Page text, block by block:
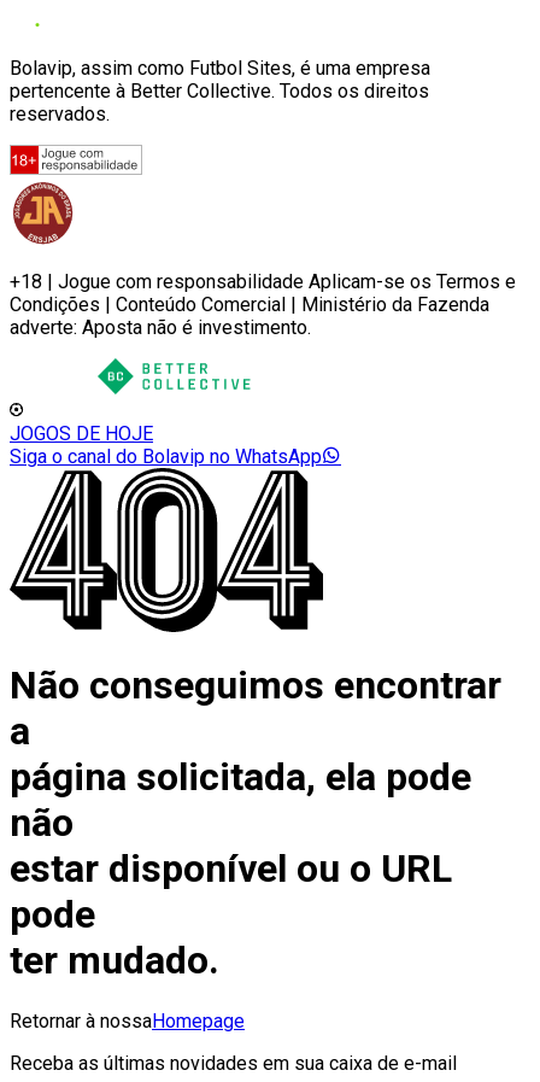
Bolavip, assim como Futbol Sites, é uma empresa
pertencente à Better Collective. Todos os direitos
reservados.
+18 | Jogue com responsabilidade Aplicam-se os Termos e
Condições | Conteúdo Comercial | Ministério da Fazenda
adverte: Aposta não é investimento.
JOGOS DE HOJE
Siga o canal do Bolavip no WhatsApp
Não conseguimos encontrar
a
página solicitada, ela pode
não
estar disponível ou o URL
pode
ter mudado.
Retornar à nossaHomepage
Receba as últimas novidades em sua caixa de e-mail